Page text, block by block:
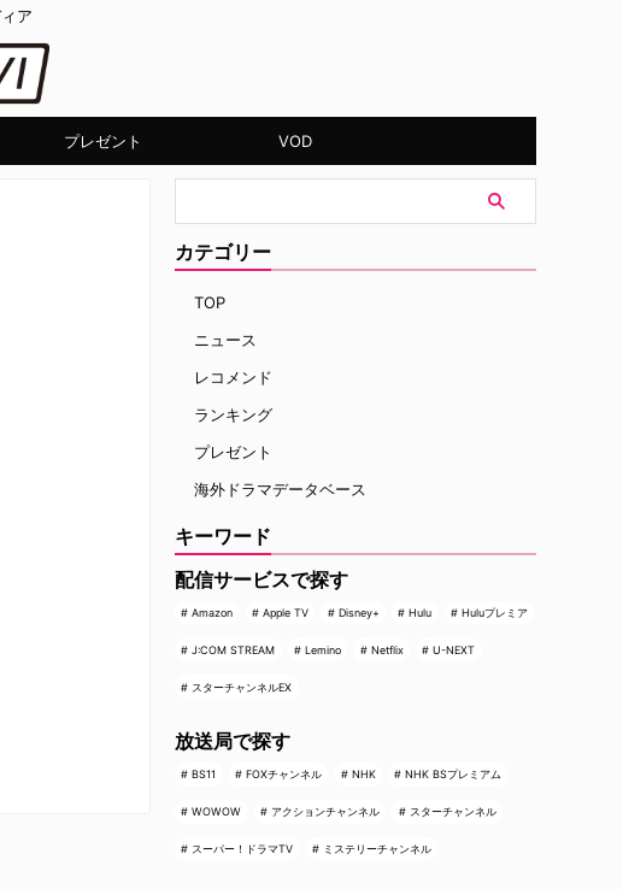
ア
プレゼント VOD
カテゴリー
TOP
ニュース
レコメンド
ランキング
プレゼント
海外ドラマデータベース
キーワード
配信サービスで探す
Amazon Apple TV Disney+ Hulu Huluプレミア
J:COM STREAM Lemino Netflix U-NEXT
スターチャンネルEX
放送局で探す
BS11 FOXチャンネル NHK NHK BSプレミアム
WOWOW アクションチャンネル スターチャンネル
スーパー！ドラマTV ミステリーチャンネル